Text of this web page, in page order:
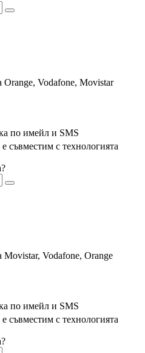
Orange, Vodafone, Movistar
по имейл и SMS
съвместим с технологията
Movistar, Vodafone, Orange
по имейл и SMS
съвместим с технологията